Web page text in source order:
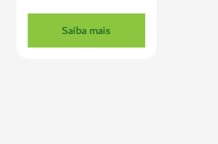
Saiba mais